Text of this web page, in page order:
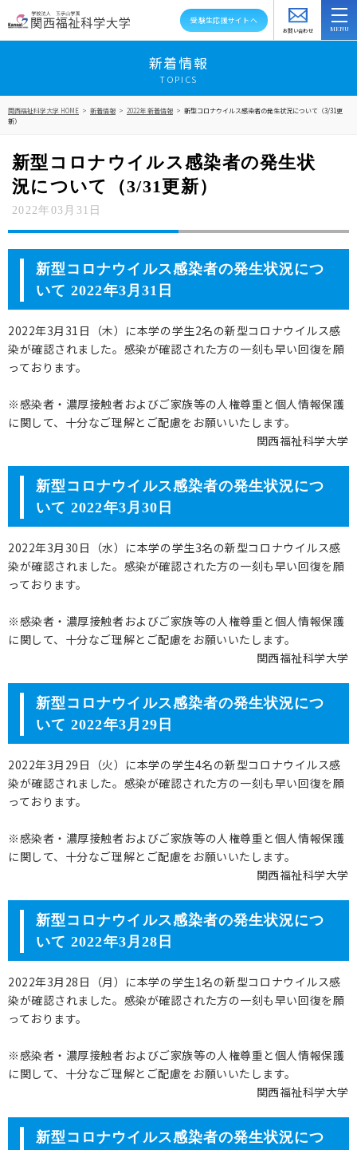
受験生応援サイトへ
お問い合わせ
アクセス
学部・学科・大学院
教員紹介
キャンパスライフ
高大連携・地域連携
在学生の方へ
卒業生の方へ
企業の方へ
地域・一般の方へ
新着情報
TOPICS
関西福祉科学大学 HOME > 新着情報 > 2022年 新着情報 > 新型コロナウイルス感染者の発生状況について（3/31更
新）
新型コロナウイルス感染者の発生状
況について（3/31更新）
2022年03月31日
新型コロナウイルス感染者の発生状況につ
いて 2022年3月31日
2022年3月31日（木）に本学の学生2名の新型コロナウイルス感
染が確認されました。感染が確認された方の一刻も早い回復を願
っております。
※感染者・濃厚接触者およびご家族等の人権尊重と個人情報保護
に関して、十分なご理解とご配慮をお願いいたします。
関西福祉科学大学
新型コロナウイルス感染者の発生状況につ
いて 2022年3月30日
2022年3月30日（水）に本学の学生3名の新型コロナウイルス感
染が確認されました。感染が確認された方の一刻も早い回復を願
っております。
※感染者・濃厚接触者およびご家族等の人権尊重と個人情報保護
に関して、十分なご理解とご配慮をお願いいたします。
関西福祉科学大学
新型コロナウイルス感染者の発生状況につ
いて 2022年3月29日
2022年3月29日（火）に本学の学生4名の新型コロナウイルス感
染が確認されました。感染が確認された方の一刻も早い回復を願
っております。
※感染者・濃厚接触者およびご家族等の人権尊重と個人情報保護
に関して、十分なご理解とご配慮をお願いいたします。
関西福祉科学大学
新型コロナウイルス感染者の発生状況につ
いて 2022年3月28日
2022年3月28日（月）に本学の学生1名の新型コロナウイルス感
染が確認されました。感染が確認された方の一刻も早い回復を願
っております。
※感染者・濃厚接触者およびご家族等の人権尊重と個人情報保護
に関して、十分なご理解とご配慮をお願いいたします。
関西福祉科学大学
新型コロナウイルス感染者の発生状況につ